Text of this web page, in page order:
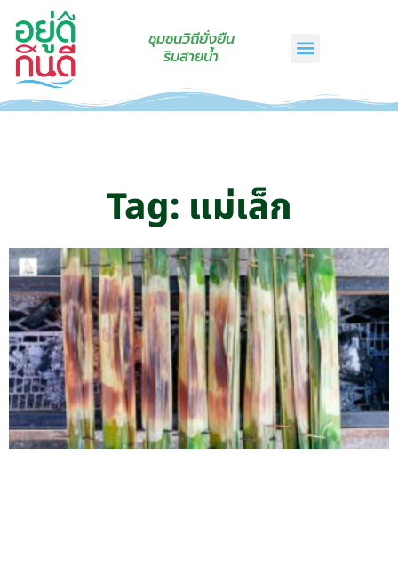
ชุมชนวิถียั่งยืน
ริมสายน้ำ
Tag: แม่เล็ก